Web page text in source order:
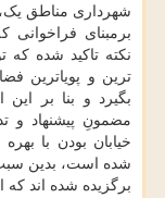
شهرداری مناطق یک، سه، شش و
برمبنای فراخوانی
نکته تاکید شده که
ترین و پویاترین
بگیرد و بنا بر
مضمونِ پیشنهاد و
خیابان بودن با
برگزیده شده اند